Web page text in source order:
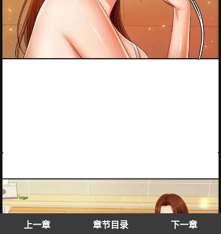
上一章 章节目录 下一章